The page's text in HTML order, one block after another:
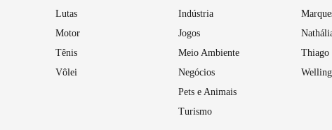
Lutas
Motor
Tênis
Vôlei
Indústria
Jogos
Meio Ambiente
Negócios
Pets e Animais
Turismo
Thiago